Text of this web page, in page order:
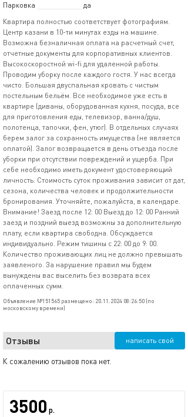
Парковка
да
Квартира полностью соответствует фотографиям.
Центр казани в 10-ти минутах езды на машине.
Возможна безналичная оплата на расчетный счет,
отчетные документы для корпоративных клиентов.
Высокоскоростной wi-fi для удаленной работы.
Проводим уборку после каждого гостя. У нас всегда
чисто. Большая двуспальная кровать с чистым
постельным бельём. Все необходимое уже есть в
квартире (диваны, оборудованная кухня, посуда, все
для приготовления еды, телевизор, ванна/душ,
полотенца, тапочки, фен, утюг). В отдельных случаях
берем залог за сохранность имущества (не является
оплатой). Залог возвращается в день отъезда после
уборки при отсутствии повреждений и ущерба. При
себе необходимо иметь документ удостоверяющий
личность. Стоимость суток проживания зависит от дат,
сезона, количества человек и продолжительности
бронирования. Уточняйте, пожалуйста, в календаре.
Внимание! Заезд после 12: 00 Выезд до 12: 00 Ранний
заезд и поздний выезд возможны за дополнительную
плату, если квартира свободна. Обсуждается
индивидуально. Режим тишины с 22: 00 до 9: 00.
Количество проживающих лиц не должно превышать
заявленого. За нарушение правил мы будем
вынуждены вас выселить без возврата всех
оплаченных сумм.
Объявление №151565 размещено: 20.11.2024 08:26:50 (по
московскому времени)
Отзывы написать свой
К сожалению отзывов пока нет.
3500 р.